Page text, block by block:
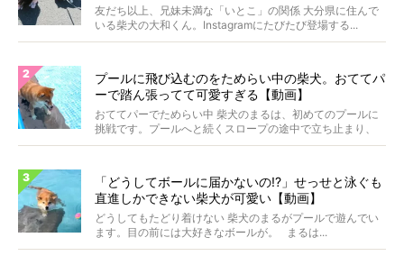
友だち以上、兄妹未満な「いとこ」の関係 大分県に住んで
いる柴犬の大和くん。Instagramにたびたび登場する...
プールに飛び込むのをためらい中の柴犬。おててパ
ーで踏ん張ってて可愛すぎる【動画】
おててパーでためらい中 柴犬のまるは、初めてのプールに
挑戦です。プールへと続くスロープの途中で立ち止まり、
前足...
「どうしてボールに届かないの!?」せっせと泳ぐも
直進しかできない柴犬が可愛い【動画】
どうしてもたどり着けない 柴犬のまるがプールで遊んでい
ます。目の前には大好きなボールが。 まるは...